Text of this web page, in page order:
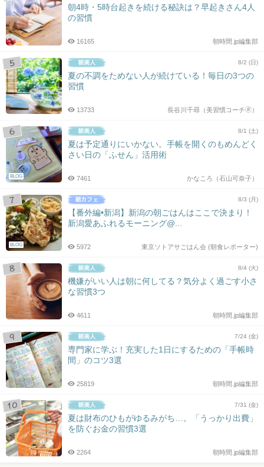
朝4時・5時台起きを続ける秘訣は？早起きさん4人
の習慣
朝時間.jp編集部
16165
8/2 (日)
夏の不調をためない人が続けている！毎日の3つの
習慣
長谷川千尋（美習慣コーチ🄬）
13733
BLOG
8/1 (土)
夏は予定通りにいかない。手帳を開くのもめんどく
さい日の「ふせん」活用術
かなころ（石山可奈子）
7461
BLOG
8/3 (月)
【番外編•新潟】新潟の朝ごはんはここで決まり！
新潟愛あふれるモーニング@...
東京ソトアサごはん会 (朝食レポーター)
5972
8/4 (火)
機嫌がいい人は朝に何してる？気分よく過ごす小さ
な習慣3つ
朝時間.jp編集部
4611
7/24 (金)
専門家に学ぶ！充実した1日にするための「手帳時
間」のコツ3選
朝時間.jp編集部
25819
7/31 (金)
夏は財布のひもがゆるみがち…。「うっかり出費」
を防ぐお金の習慣3選
朝時間.jp編集部
2264